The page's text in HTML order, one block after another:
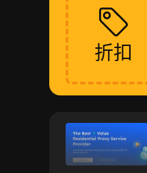
折扣